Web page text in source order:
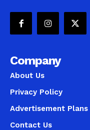
Company
About Us
Privacy Policy
Advertisement Plans
Contact Us